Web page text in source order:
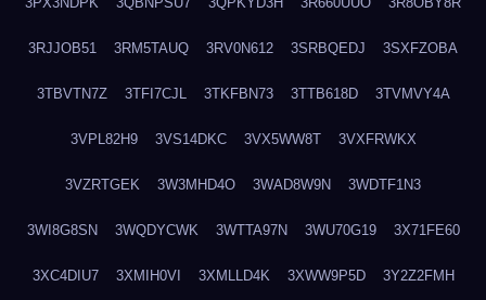
3RJJOB51 3RM5TAUQ 3RV0N612 3SRBQEDJ 3SXFZOBA
3TBVTN7Z 3TFI7CJL 3TKFBN73 3TTB618D 3TVMVY4A
3VPL82H9 3VS14DKC 3VX5WW8T 3VXFRWKX
3VZRTGEK 3W3MHD4O 3WAD8W9N 3WDTF1N3
3WI8G8SN 3WQDYCWK 3WTTA97N 3WU70G19 3X71FE60
3XC4DIU7 3XMIH0VI 3XMLLD4K 3XWW9P5D 3Y2Z2FMH